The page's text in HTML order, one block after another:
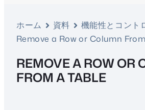
ホーム 資料
機能性とコント
Remove a Row or Column
REMOVE A ROW OR
FROM A TABLE